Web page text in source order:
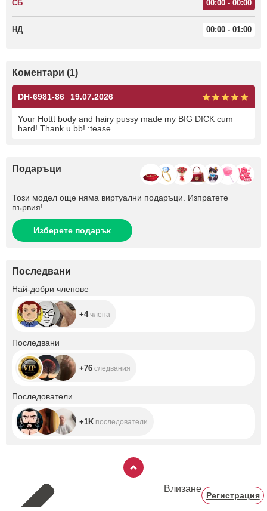
СБ 00:00 - 00:00
НД 00:00 - 01:00
Коментари (1)
DH-6981-86 19.07.2026
Your Hottt body and hairy pussy made my BIG DICK cum
hard! Thank u bb! :tease
Подаръци
Този модел още няма виртуални подаръци. Изпратете
първия!
Изберете подарък
Последвани
Най-добри членове
+4члена
Последвани
+76 следвания
Последователи
+1K последователи
Влизане
Регистрация